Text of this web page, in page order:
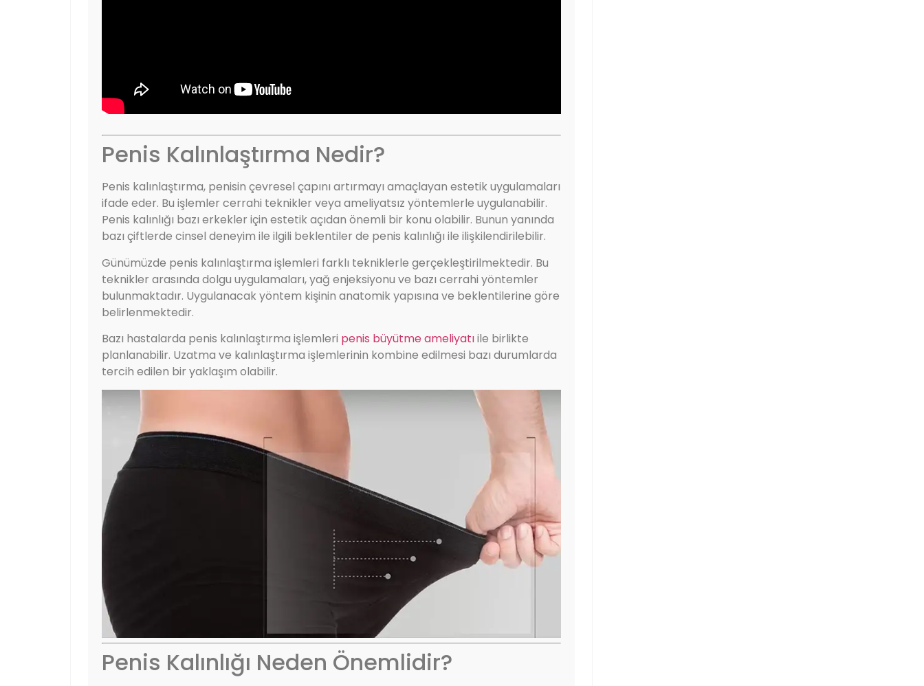
Penis Kalınlaştırma Nedir?
Penis kalınlaştırma, penisin çevresel çapını artırmayı amaçlayan estetik uygulamaları
ifade eder. Bu işlemler cerrahi teknikler veya ameliyatsız yöntemlerle uygulanabilir.
Penis kalınlığı bazı erkekler için estetik açıdan önemli bir konu olabilir. Bunun yanında
bazı çiftlerde cinsel deneyim ile ilgili beklentiler de penis kalınlığı ile ilişkilendirilebilir.
Günümüzde penis kalınlaştırma işlemleri farklı tekniklerle gerçekleştirilmektedir. Bu
teknikler arasında dolgu uygulamaları, yağ enjeksiyonu ve bazı cerrahi yöntemler
bulunmaktadır. Uygulanacak yöntem kişinin anatomik yapısına ve beklentilerine göre
belirlenmektedir.
Bazı hastalarda penis kalınlaştırma işlemleri penis büyütme ameliyatıile birlikte
planlanabilir. Uzatma ve kalınlaştırma işlemlerinin kombine edilmesi bazı durumlarda
tercih edilen bir yaklaşım olabilir.
Penis Kalınlığı Neden Önemlidir?